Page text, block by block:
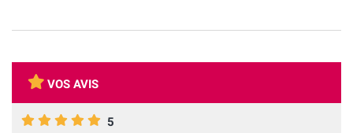
VOS AVIS
5